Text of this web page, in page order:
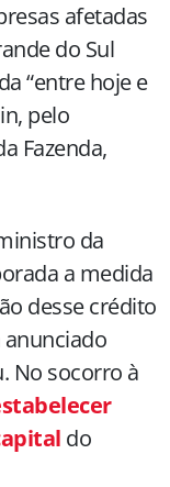
afetadas
do Sul
“entre hoje e
pelo
Fazenda,
da
a medida
desse crédito
anunciado
No socorro à
do